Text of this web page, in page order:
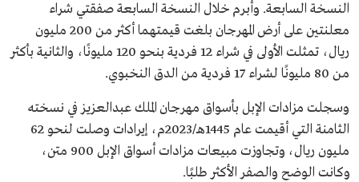
النسخة السابعة. وأبرم خلال النسخة السابعة صفقتي شراء
معلنتين على أرض المهرجان بلغت قيمتهما أكثر من 200 مليون
ريال، تمثلت الأولى في شراء 12 فردية بنحو 120 مليونًا، والثانية بأكثر
من 80 مليونًا لشراء 17 فردية من الدق النخبوي.
وسجلت مزادات الإبل بأسواق مهرجان الملك عبدالعزيز في نسخته
الثامنة التي أقيمت عام 1445هـ/2023م، إيرادات وصلت لنحو 62
مليون ريال، وتجاوزت مبيعات مزادات أسواق الإبل 900 متن،
وكانت الوضح والصفر الأكثر طلبًا.